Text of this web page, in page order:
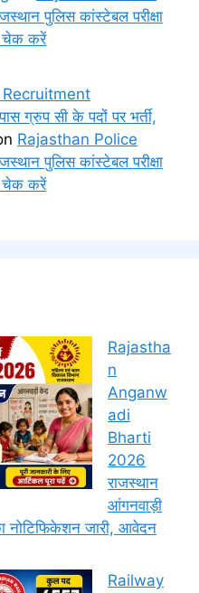
पुलिस कांस्टेबल परीक्षा
चेक करें
ग्रुप सी के पदों पर भर्ती,
Rajasthan Police
पुलिस कांस्टेबल परीक्षा
चेक करें
Rajastha
n
Anganw
adi
Bharti
2026
राजस्थान
आंगनवाड़ी
नोटिफिकेशन जारी, आवेदन
Railway